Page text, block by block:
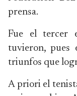
prensa.
Fue el tercer
tuvieron, pues
triunfos que
A priori el